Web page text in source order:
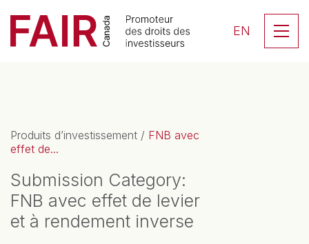
Navigation principale
EN
Produits d’investissement / FNB avec
effet de...
Submission Category:
FNB avec effet de levier
et à rendement inverse